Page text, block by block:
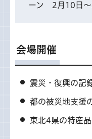
ーン 2月10日～
会場開催
震災・復興の記
都の被災地支援
東北4県の特産